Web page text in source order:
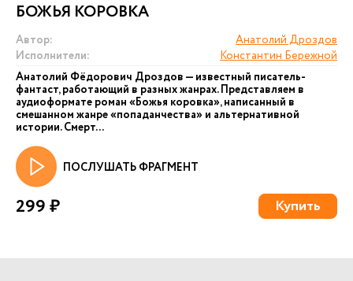
БОЖЬЯ КОРОВКА
Автор:
Анатолий Дроздов
Исполнители:
Константин Бережной
Анатолий Фёдорович Дроздов — известный писатель-
фантаст, работающий в разных жанрах. Представляем в
аудиоформате роман «Божья коровка», написанный в
смешанном жанре «попаданчества» и альтернативной
истории. Смерт...
ПОСЛУШАТЬ ФРАГМЕНТ
299 ₽ Купить